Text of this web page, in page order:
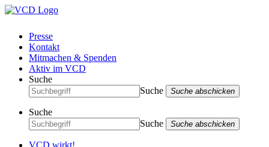
Presse
Kontakt
Mitmachen & Spenden
Aktiv im VCD
Suche
Suche
Suche abschicken
Suche
Suche
Suche abschicken
VCD wirkt!